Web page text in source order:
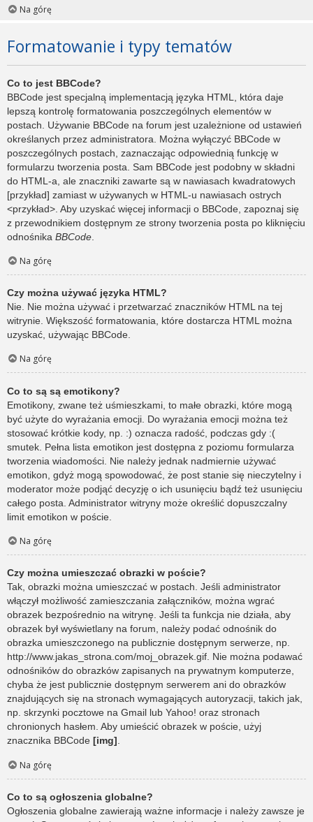
Na górę
Formatowanie i typy tematów
Co to jest BBCode?
BBCode jest specjalną implementacją języka HTML, która daje
lepszą kontrolę formatowania poszczególnych elementów w
postach. Używanie BBCode na forum jest uzależnione od ustawień
określanych przez administratora. Można wyłączyć BBCode w
poszczególnych postach, zaznaczając odpowiednią funkcję w
formularzu tworzenia posta. Sam BBCode jest podobny w składni
do HTML-a, ale znaczniki zawarte są w nawiasach kwadratowych
[przykład] zamiast w używanych w HTML-u nawiasach ostrych
<przykład>. Aby uzyskać więcej informacji o BBCode, zapoznaj się
z przewodnikiem dostępnym ze strony tworzenia posta po kliknięciu
odnośnika BBCode
Na górę
Czy można używać języka HTML?
Nie. Nie można używać i przetwarzać znaczników HTML na tej
witrynie. Większość formatowania, które dostarcza HTML można
uzyskać, używając BBCode.
Na górę
Co to są są emotikony?
Emotikony, zwane też uśmieszkami, to małe obrazki, które mogą
być użyte do wyrażania emocji. Do wyrażania emocji można też
stosować krótkie kody, np. :) oznacza radość, podczas gdy :(
smutek. Pełna lista emotikon jest dostępna z poziomu formularza
tworzenia wiadomości. Nie należy jednak nadmiernie używać
emotikon, gdyż mogą spowodować, że post stanie się nieczytelny i
moderator może podjąć decyzję o ich usunięciu bądź też usunięciu
całego posta. Administrator witryny może określić dopuszczalny
limit emotikon w poście.
Na górę
Czy można umieszczać obrazki w poście?
Tak, obrazki można umieszczać w postach. Jeśli administrator
włączył możliwość zamieszczania załączników, można wgrać
obrazek bezpośrednio na witrynę. Jeśli ta funkcja nie działa, aby
obrazek był wyświetlany na forum, należy podać odnośnik do
obrazka umieszczonego na publicznie dostępnym serwerze, np.
http://www.jakas_strona.com/moj_obrazek.gif. Nie można podawać
odnośników do obrazków zapisanych na prywatnym komputerze,
chyba że jest publicznie dostępnym serwerem ani do obrazków
znajdujących się na stronach wymagających autoryzacji, takich jak,
np. skrzynki pocztowe na Gmail lub Yahoo! oraz stronach
chronionych hasłem. Aby umieścić obrazek w poście, użyj
znacznika BBCode [img].
Na górę
Co to są ogłoszenia globalne?
Ogłoszenia globalne zawierają ważne informacje i należy zawsze je